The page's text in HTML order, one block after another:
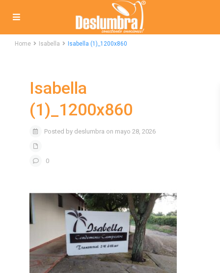
Home Isabella Isabella (1)_1200x860
Isabella
(1)_1200x860
Posted by deslumbra on mayo 28, 2026
0